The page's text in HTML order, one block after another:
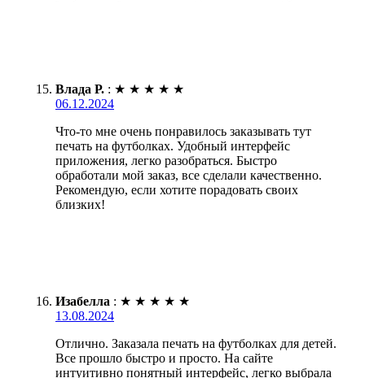
Влада Р. : ★ ★ ★ ★ ★
06.12.2024
Что-то мне очень понравилось заказывать тут
печать на футболках. Удобный интерфейс
приложения, легко разобраться. Быстро
обработали мой заказ, все сделали качественно.
Рекомендую, если хотите порадовать своих
близких!
Изабелла : ★ ★ ★ ★ ★
13.08.2024
Отлично. Заказала печать на футболках для детей.
Все прошло быстро и просто. На сайте
интуитивно понятный интерфейс, легко выбрала